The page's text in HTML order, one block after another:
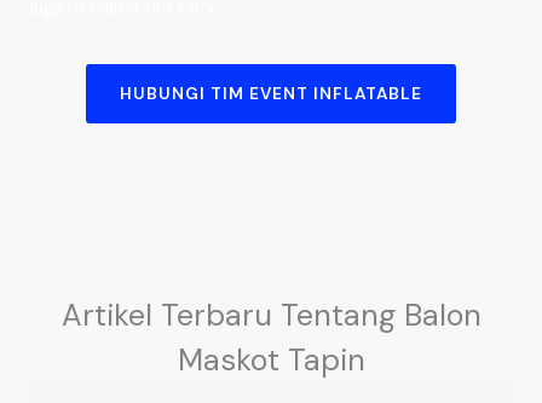
HUBUNGI TIM EVENT INFLATABLE
Artikel Terbaru Tentang Balon
Maskot Tapin